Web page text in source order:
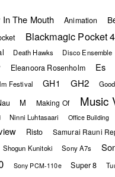
The Mouth Animation
Blackmagic Pocket
Death Hawks Disco Ensemble
Eleanoora Rosenholm Es
Festival GH1 GH2
M Making Of Music
Ninni Luhtasaari Office Building
Risto Samurai Rauni
Shogun Kunitoki Sony A7s
Sony PCM-110e Super 8